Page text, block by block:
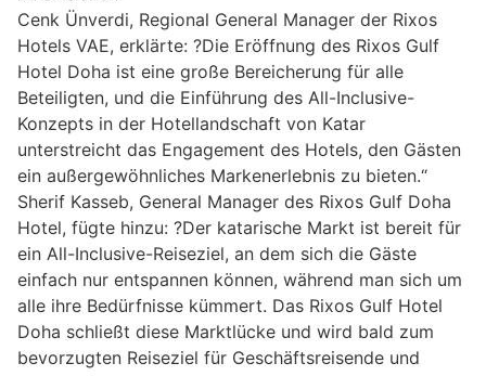
Cenk Ünverdi, Regional General Manager der Rixos
Hotels VAE, erklärte: ?Die Eröffnung des Rixos Gulf
Hotel Doha ist eine große Bereicherung für alle
Beteiligten, und die Einführung des All-Inclusive-
Konzepts in der Hotellandschaft von Katar
unterstreicht das Engagement des Hotels, den Gästen
ein außergewöhnliches Markenerlebnis zu bieten.“
Sherif Kasseb, General Manager des Rixos Gulf Doha
Hotel, fügte hinzu: ?Der katarische Markt ist bereit für
ein All-Inclusive-Reiseziel, an dem sich die Gäste
einfach nur entspannen können, während man sich um
alle ihre Bedürfnisse kümmert. Das Rixos Gulf Hotel
Doha schließt diese Marktlücke und wird bald zum
bevorzugten Reiseziel für Geschäftsreisende und